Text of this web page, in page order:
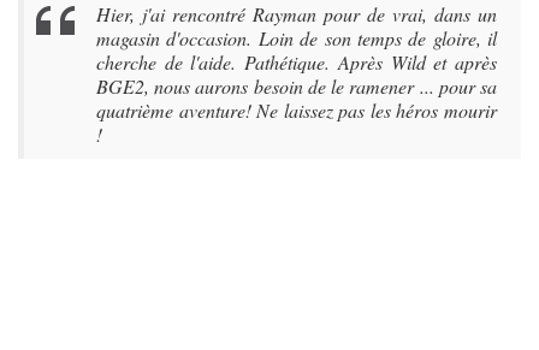
Hier, j'ai rencontré Rayman pour de vrai, dans un
magasin d'occasion. Loin de son temps de gloire, il
cherche de l'aide. Pathétique. Après Wild et après
BGE2, nous aurons besoin de le ramener ... pour sa
quatrième aventure! Ne laissez pas les héros mourir
!